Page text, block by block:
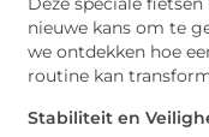
nieuwe kans om te
we ontdekken hoe
routine kan
Stabiliteit en